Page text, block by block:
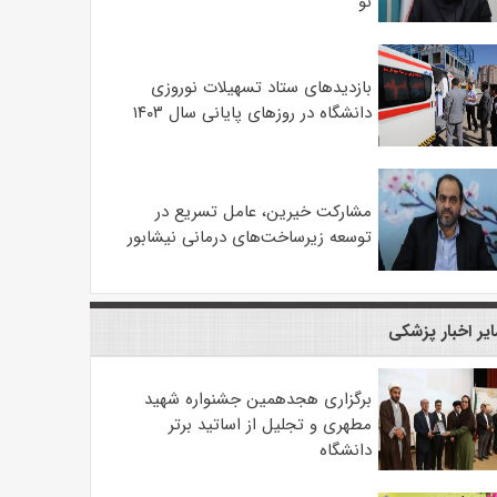
بازدیدهای ستاد تسهیلات نوروزی
دانشگاه در روزهای پایانی سال ۱۴۰۳
مشارکت خیرین، عامل تسریع در
توسعه زیرساخت‌های درمانی نیشابور
اخبار پزشکی
برگزاری هجدهمین جشنواره شهید
مطهری و تجلیل از اساتید برتر
دانشگاه